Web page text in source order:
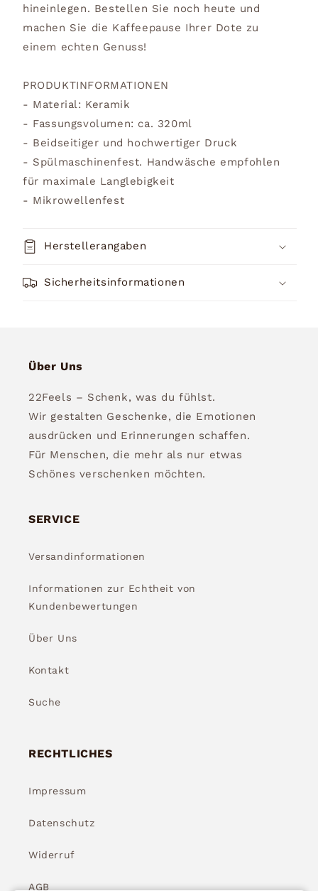
hineinlegen. Bestellen Sie noch heute und
machen Sie die Kaffeepause Ihrer Dote zu
einem echten Genuss!
PRODUKTINFORMATIONEN
- Material: Keramik
- Fassungsvolumen: ca. 320ml
- Beidseitiger und hochwertiger Druck
- Spülmaschinenfest. Handwäsche empfohlen
für maximale Langlebigkeit
- Mikrowellenfest
Herstellerangaben
Sicherheitsinformationen
Über Uns
22Feels – Schenk, was du fühlst.
Wir gestalten Geschenke, die Emotionen
ausdrücken und Erinnerungen schaffen.
Für Menschen, die mehr als nur etwas
Schönes verschenken möchten.
SERVICE
Versandinformationen
Informationen zur Echtheit von
Kundenbewertungen
Über Uns
Kontakt
Suche
RECHTLICHES
Impressum
Datenschutz
Widerruf
AGB